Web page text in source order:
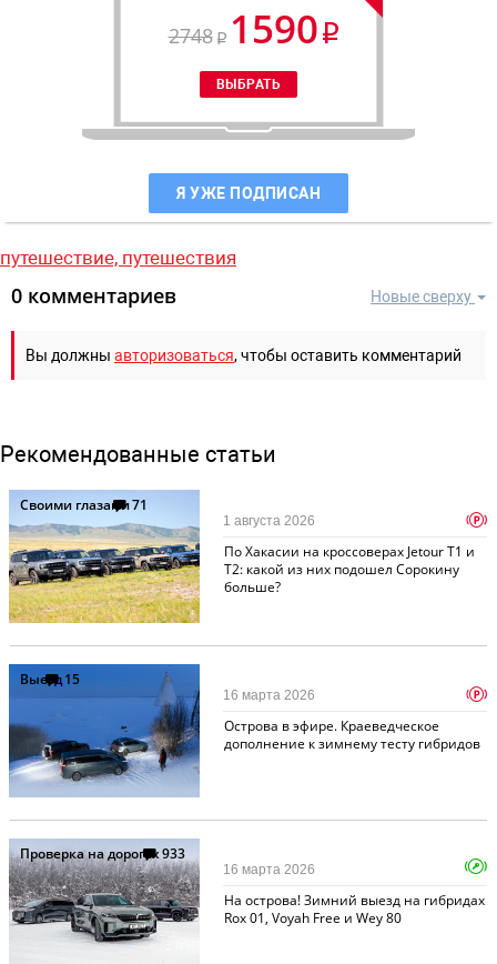
2748
1590
Я УЖЕ ПОДПИСАН
путешествие, путешествия
Новые сверху
0 комментариев
Вы должны авторизоваться, чтобы оставить комментарий
Рекомендованные статьи
Своими глазами71
По Хакасии на кроссоверах Jetour T1 и
T2: какой из них подошел Сорокину
больше?
1 августа 2026 p
Выезд15
Острова в эфире. Краеведческое
дополнение к зимнему тесту гибридов
16 марта 2026 p
Проверка на дорогах933
На острова! Зимний выезд на гибридах
Rox 01, Voyah Free и Wey 80
16 марта 2026